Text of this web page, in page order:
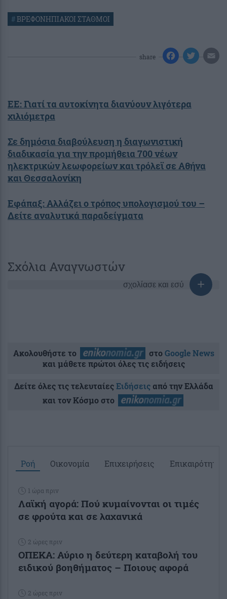
#ΒΡΕΦΟΝΗΠΙΑΚΟΙ ΣΤΑΘΜΟΙ
share
ΕΕ: Γιατί τα αυτοκίνητα διανύουν λιγότερα
χιλιόμετρα
Σε δημόσια διαβούλευση η διαγωνιστική
διαδικασία για την προμήθεια 700 νέων
ηλεκτρικών λεωφορείων και τρόλεϊ σε Αθήνα
και Θεσσαλονίκη
Εφάπαξ: Αλλάζει ο τρόπος υπολογισμού του –
Δείτε αναλυτικά παραδείγματα
Σχόλια Αναγνωστών
σχολίασε και εσύ
Ακολουθήστε το στοGoogle News
και μάθετε πρώτοι όλες τις ειδήσεις
Δείτε όλες τις τελευταίεςΕιδήσειςαπό την Ελλάδα
και τον Κόσμο στο
Ροή Οικονομία Επιχειρήσεις Επικαιρότητα
1 ώρα πριν
Λαϊκή αγορά: Πού κυμαίνονται οι τιμές
σε φρούτα και σε λαχανικά
2 ώρες πριν
ΟΠΕΚΑ: Αύριο η δεύτερη καταβολή του
ειδικού βοηθήματος – Ποιους αφορά
2 ώρες πριν